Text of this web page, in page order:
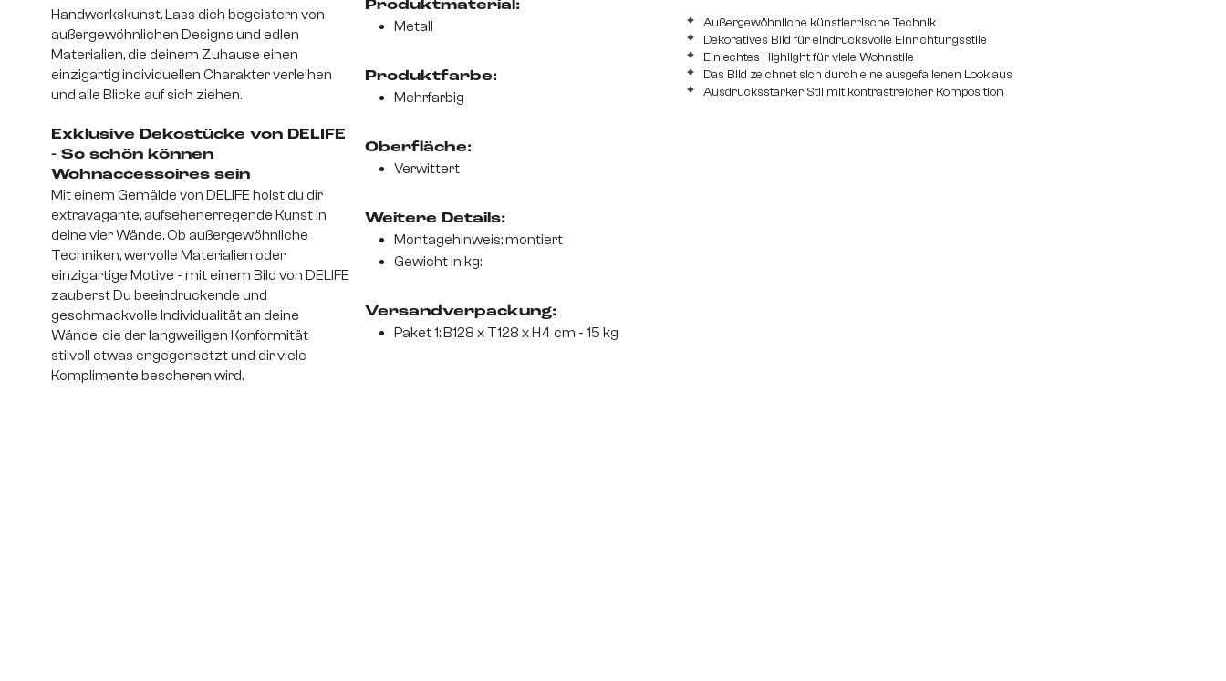
Außergewöhnliche künstlerrische Technik
Dekoratives Bild für eindrucksvolle Einrichtungsstile
Ein echtes Highlight für viele Wohnstile
Das Bild zeichnet sich durch eine ausgefallenen Look aus
Ausdrucksstarker Stil mit kontrastreicher Komposition
Handwerkskunst. Lass dich begeistern von
außergewöhnlichen Designs und edlen
Materialien, die deinem Zuhause einen
einzigartig individuellen Charakter verleihen
und alle Blicke auf sich ziehen.
Exklusive Dekostücke von DELIFE
- So schön können
Wohnaccessoires sein
Mit einem Gemälde von DELIFE holst du dir
extravagante, aufsehenerregende Kunst in
deine vier Wände. Ob außergewöhnliche
Techniken, wervolle Materialien oder
einzigartige Motive - mit einem Bild von DELIFE
zauberst Du beeindruckende und
geschmackvolle Individualität an deine
Wände, die der langweiligen Konformität
stilvoll etwas engegensetzt und dir viele
Komplimente bescheren wird.
Produktmaterial:
Metall
Produktfarbe:
Mehrfarbig
Oberfläche:
Verwittert
Weitere Details:
Montagehinweis: montiert
Gewicht in kg:
Versandverpackung:
Paket 1: B128 x T128 x H4 cm - 15 kg